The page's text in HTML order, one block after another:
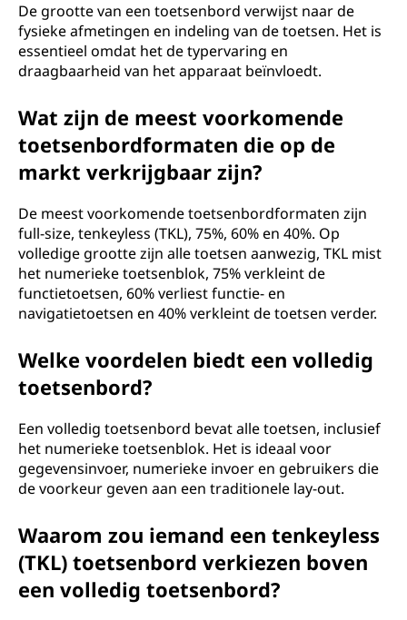
De grootte van een toetsenbord verwijst naar de
fysieke afmetingen en indeling van de toetsen. Het is
essentieel omdat het de typervaring en
draagbaarheid van het apparaat beïnvloedt.
Wat zijn de meest voorkomende
toetsenbordformaten die op de
markt verkrijgbaar zijn?
De meest voorkomende toetsenbordformaten zijn
full-size, tenkeyless (TKL), 75%, 60% en 40%. Op
volledige grootte zijn alle toetsen aanwezig, TKL mist
het numerieke toetsenblok, 75% verkleint de
functietoetsen, 60% verliest functie- en
navigatietoetsen en 40% verkleint de toetsen verder.
Welke voordelen biedt een volledig
toetsenbord?
Een volledig toetsenbord bevat alle toetsen, inclusief
het numerieke toetsenblok. Het is ideaal voor
gegevensinvoer, numerieke invoer en gebruikers die
de voorkeur geven aan een traditionele lay-out.
Waarom zou iemand een tenkeyless
(TKL) toetsenbord verkiezen boven
een volledig toetsenbord?